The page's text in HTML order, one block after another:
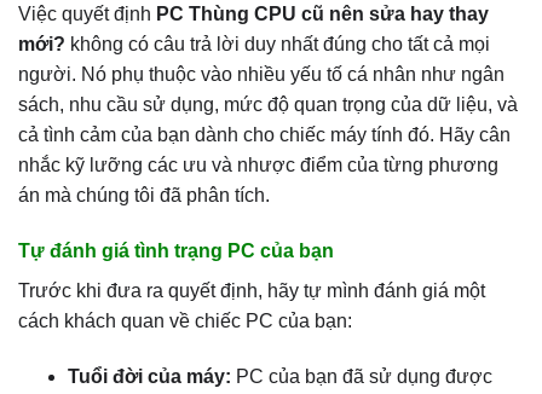
Việc quyết định PC Thùng CPU cũ nên sửa hay thay
mới? không có câu trả lời duy nhất đúng cho tất cả mọi
người. Nó phụ thuộc vào nhiều yếu tố cá nhân như ngân
sách, nhu cầu sử dụng, mức độ quan trọng của dữ liệu, và
cả tình cảm của bạn dành cho chiếc máy tính đó. Hãy cân
nhắc kỹ lưỡng các ưu và nhược điểm của từng phương
án mà chúng tôi đã phân tích.
Tự đánh giá tình trạng PC của bạn
Trước khi đưa ra quyết định, hãy tự mình đánh giá một
cách khách quan về chiếc PC của bạn:
Tuổi đời của máy: PC của bạn đã sử dụng được